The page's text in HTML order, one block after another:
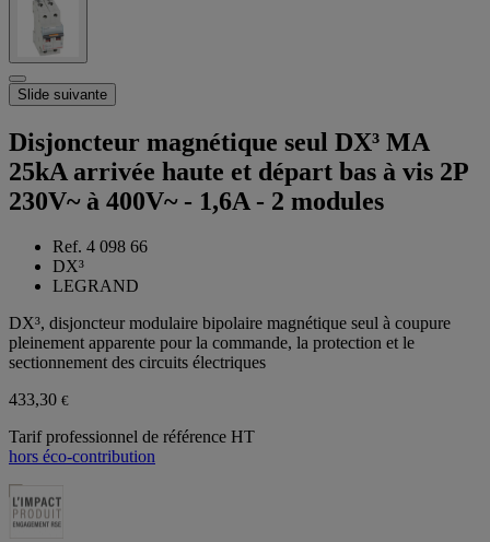
Slide suivante
Disjoncteur magnétique seul DX³ MA
25kA arrivée haute et départ bas à vis 2P
230V~ à 400V~ - 1,6A - 2 modules
Ref. 4 098 66
DX³
LEGRAND
DX³, disjoncteur modulaire bipolaire magnétique seul à coupure
pleinement apparente pour la commande, la protection et le
sectionnement des circuits électriques
433,30 €
Tarif professionnel de référence HT
hors éco-contribution